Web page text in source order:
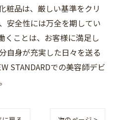
粧品は、厳しい基準をクリ
安全性には万全を期してい
くことは、お客様に満足し
自身が充実した日々を送る
STANDARDでの美容師デビ